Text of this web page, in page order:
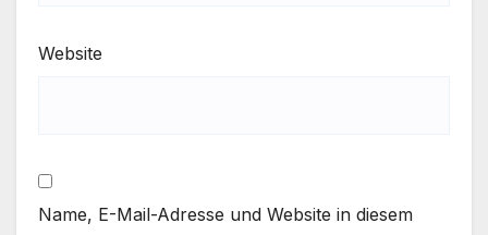
Website
Name, E-Mail-Adresse und Website in diesem